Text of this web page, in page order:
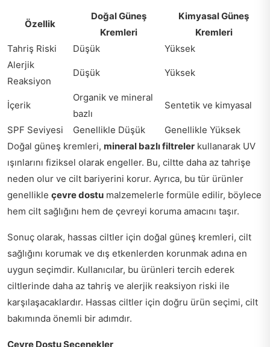
Özellik
Doğal Güneş
Kremleri
Kimyasal Güneş
Kremleri
Tahriş Riski
Düşük
Yüksek
Alerjik
Reaksiyon
Düşük Yüksek
İçerik
Organik ve mineral
bazlı
Sentetik ve kimyasal
SPF Seviyesi Genellikle Düşük
Genellikle Yüksek
Doğal güneş kremleri, mineral bazlı filtreler kullanarak UV
ışınlarını fiziksel olarak engeller. Bu, ciltte daha az tahrişe
neden olur ve cilt bariyerini korur. Ayrıca, bu tür ürünler
genellikle çevre dostu malzemelerle formüle edilir, böylece
hem cilt sağlığını hem de çevreyi koruma amacını taşır.
Sonuç olarak, hassas ciltler için doğal güneş kremleri, cilt
sağlığını korumak ve dış etkenlerden korunmak adına en
uygun seçimdir. Kullanıcılar, bu ürünleri tercih ederek
ciltlerinde daha az tahriş ve alerjik reaksiyon riski ile
karşılaşacaklardır. Hassas ciltler için doğru ürün seçimi, cilt
bakımında önemli bir adımdır.
Çevre Dostu Seçenekler